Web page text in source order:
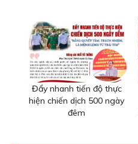
Đẩy nhanh tiến độ thực
hiện chiến dịch 500 ngày
đêm